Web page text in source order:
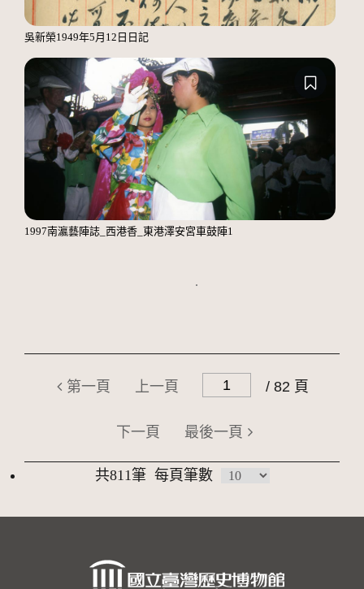
吳新榮1949年5月12日日記
1997南瀛藝陣誌_西港香_東港澤安宮車鼓陣1
第一頁 上一頁 / 82 頁
下一頁 最後一頁
共811筆 每頁筆數